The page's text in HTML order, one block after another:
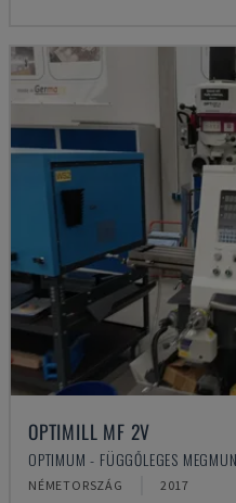
OPTIMILL MF 2V
OPTIMUM - FÜGGŐLEGES
NÉMETORSZÁG 2017